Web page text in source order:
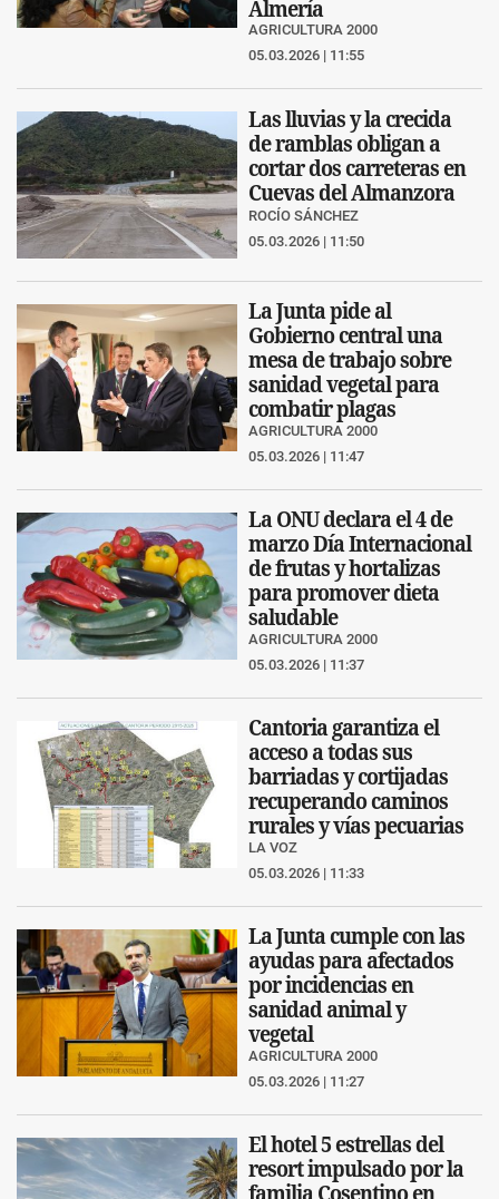
Almería
AGRICULTURA 2000
05.03.2026 | 11:55
Las lluvias y la crecida
de ramblas obligan a
cortar dos carreteras en
Cuevas del Almanzora
ROCÍO SÁNCHEZ
05.03.2026 | 11:50
La Junta pide al
Gobierno central una
mesa de trabajo sobre
sanidad vegetal para
combatir plagas
AGRICULTURA 2000
05.03.2026 | 11:47
La ONU declara el 4 de
marzo Día Internacional
de frutas y hortalizas
para promover dieta
saludable
AGRICULTURA 2000
05.03.2026 | 11:37
Cantoria garantiza el
acceso a todas sus
barriadas y cortijadas
recuperando caminos
rurales y vías pecuarias
LA VOZ
05.03.2026 | 11:33
La Junta cumple con las
ayudas para afectados
por incidencias en
sanidad animal y
vegetal
AGRICULTURA 2000
05.03.2026 | 11:27
El hotel 5 estrellas del
resort impulsado por la
familia Cosentino en